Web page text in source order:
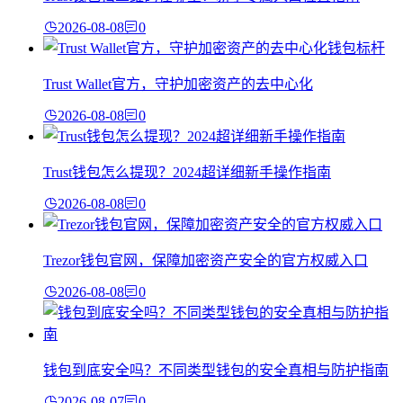
2026-08-08 0
Trust Wallet官方，守护加密资产的去中心化
2026-08-08 0
Trust钱包怎么提现？2024超详细新手操作指南
2026-08-08 0
Trezor钱包官网，保障加密资产安全的官方权威入口
2026-08-08 0
钱包到底安全吗？不同类型钱包的安全真相与防护指南